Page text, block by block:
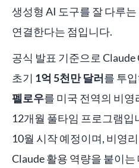
생성형 AI 도구를 잘 다루
연결한다는 점입니다.
공식 발표 기준으로
초기 1억 5천만 달러를 투
펠로우를 미국 전역의 비
12개월 풀타임 프로그램입
10월 시작 예정이며, 비영
Claude 활용 역량을 붙이